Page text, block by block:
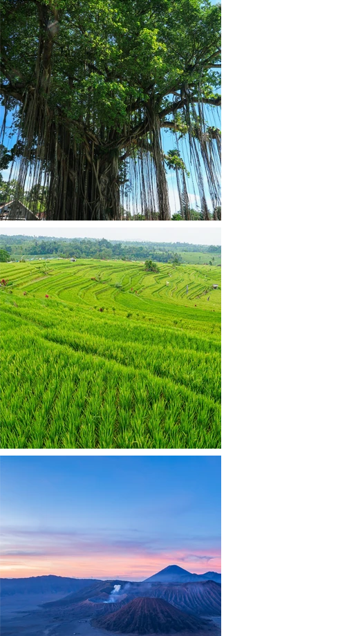
な疑問にお答えします。また「コ
1杯に換算したときにどこで買うの